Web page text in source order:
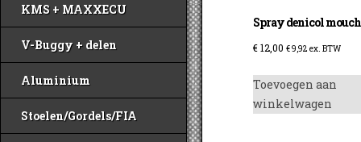
KMS + MAXXECU
V-Buggy + delen
Aluminium
Stoelen/Gordels/FIA
Spray denicol
€12,00 €9,92 ex. BTW
Toevoegen aan
winkelwagen